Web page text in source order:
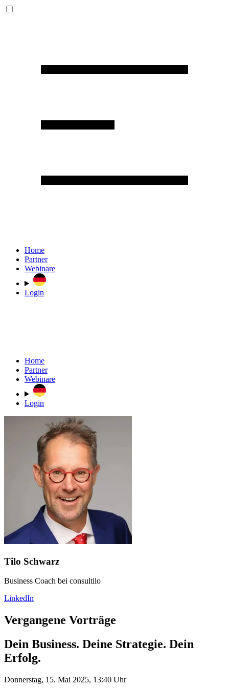
Home
Partner
Webinare
Login
Home
Partner
Webinare
Login
Tilo Schwarz
Business Coach bei consultilo
LinkedIn
Vergangene Vorträge
Dein Business. Deine Strategie. Dein
Erfolg.
Donnerstag, 15. Mai 2025, 13:40 Uhr